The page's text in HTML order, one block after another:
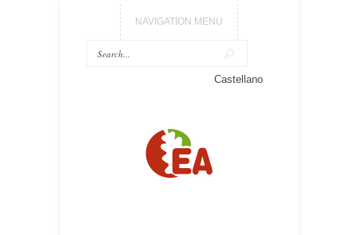
NAVIGATION MENU
Castellano